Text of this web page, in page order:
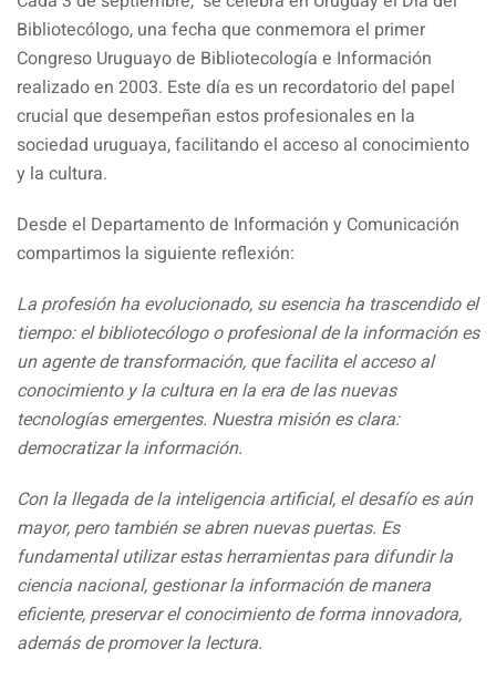
Bibliotecólogo, una fecha que conmemora el primer
Congreso Uruguayo de Bibliotecología e Información
realizado en 2003. Este día es un recordatorio del papel
crucial que desempeñan estos profesionales en la
sociedad uruguaya, facilitando el acceso al conocimiento
y la cultura.
Desde el Departamento de Información y Comunicación
compartimos la siguiente reflexión:
La profesión ha evolucionado, su esencia ha trascendido el
tiempo: el bibliotecólogo o profesional de la información es
un agente de transformación, que facilita el acceso al
conocimiento y la cultura en la era de las nuevas
tecnologías emergentes. Nuestra misión es clara:
democratizar la información.
Con la llegada de la inteligencia artificial, el desafío es aún
mayor, pero también se abren nuevas puertas. Es
fundamental utilizar estas herramientas para difundir la
ciencia nacional, gestionar la información de manera
eficiente, preservar el conocimiento de forma innovadora,
además de promover la lectura.